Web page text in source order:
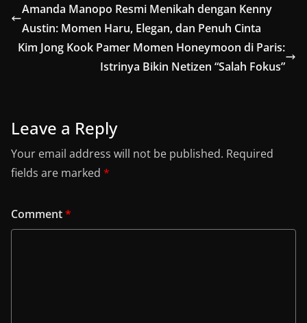
Amanda Manopo Resmi Menikah dengan Kenny
Austin: Momen Haru, Elegan, dan Penuh Cinta
Kim Jong Kook Pamer Momen Honeymoon di Paris:
Istrinya Bikin Netizen “Salah Fokus”
Leave a Reply
Your email address will not be published. Required
fields are marked *
Comment*